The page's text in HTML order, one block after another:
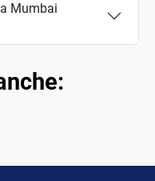
Mumbai